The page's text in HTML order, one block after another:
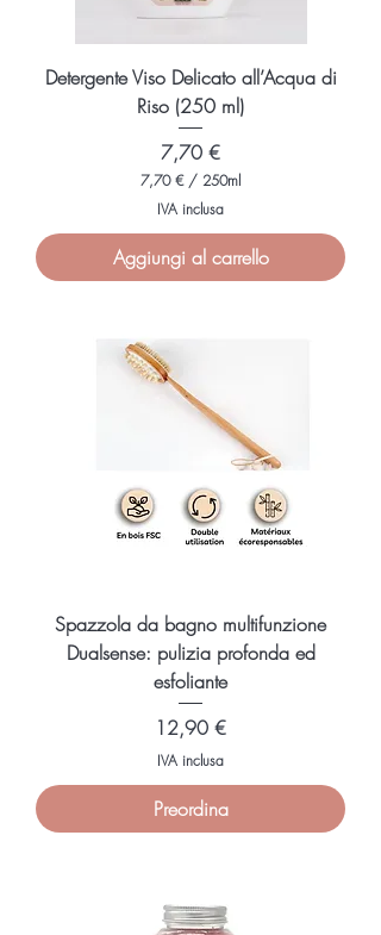
Detergente Viso Delicato all’Acqua di
Riso (250 ml)
Prezzo
7,70 €
7,70 € / 250ml
,
7
0
5
0
l
i
l
i
IVA inclusa
Aggiungi al carrello
Spazzola da bagno multifunzione
Dualsense: pulizia profonda ed
esfoliante
Prezzo
12,90 €
IVA inclusa
Preordina